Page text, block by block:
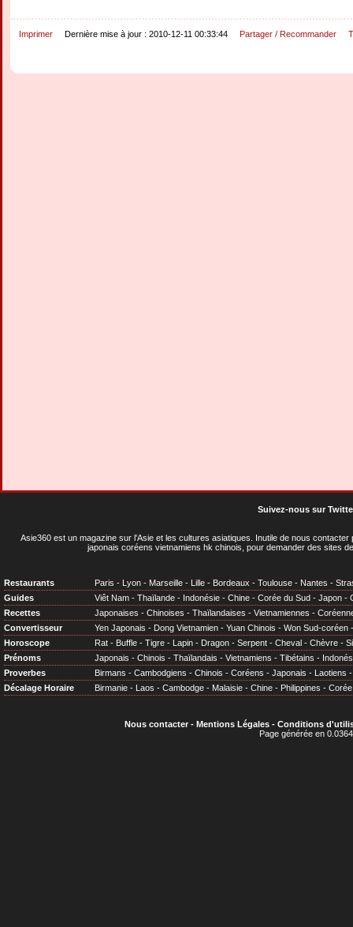
Imprimer Dernière mise à jour : 2010-12-11 00:33:44 Partager / Recommander
Suivez-nous sur
Asie360 est un magazine sur l'Asie et les cultures asiatiques . Inutile de nous
japonais coréens vietnamiens hk chinois, pour demander des sites
Restaurants Paris - Lyon - Marseille - Lille - Bordeaux - Toulouse - Nantes -
Guides
Viêt Nam - Thaïlande - Indonésie - Chine - Corée du Sud - Japon -
Recettes
Japonaises - Chinoises - Thaïlandaises - Vietnamiennes -
Convertisseur
Yen Japonais - Dong Vietnamien - Yuan Chinois - Won Sud-coréen
Horoscope
Rat - Buffle - Tigre - Lapin - Dragon - Serpent - Cheval - Chèvre -
Prénoms
Japonais - Chinois - Thaïlandais - Vietnamiens - Tibétains -
Proverbes
Birmans - Cambodgiens - Chinois - Coréens - Japonais - Laotiens
Décalage Horaire
Birmanie - Laos - Cambodge - Malaisie - Chine - Philippines - Corée
Nous contacter- Mentions Légales- Conditions
Page générée en